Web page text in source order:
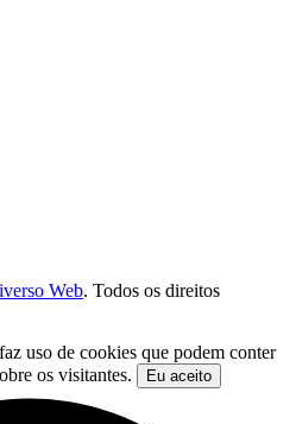
Web. Todos os direitos
uso de cookies que podem conter
os visitantes.
Eu aceito